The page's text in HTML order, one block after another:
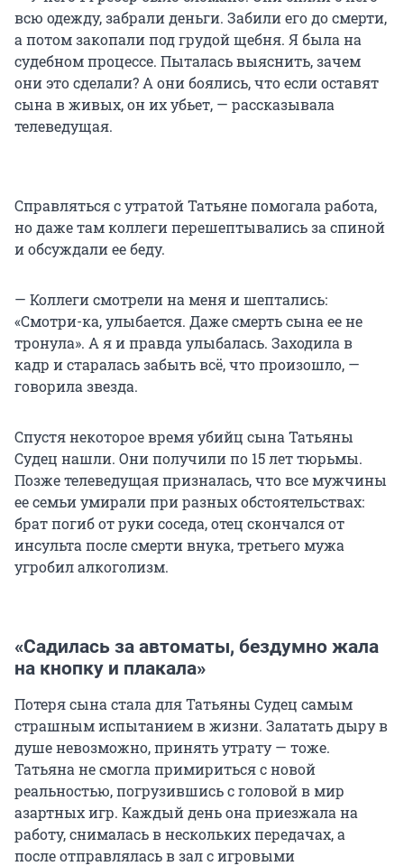
всю одежду, забрали деньги. Забили его до смерти,
а потом закопали под грудой щебня. Я была на
судебном процессе. Пыталась выяснить, зачем
они это сделали? А они боялись, что если оставят
сына в живых, он их убьет, — рассказывала
телеведущая.
Справляться с утратой Татьяне помогала работа,
но даже там коллеги перешептывались за спиной
и обсуждали ее беду.
— Коллеги смотрели на меня и шептались:
«Смотри-ка, улыбается. Даже смерть сына ее не
тронула». А я и правда улыбалась. Заходила в
кадр и старалась забыть всё, что произошло, —
говорила звезда.
Спустя некоторое время убийц сына Татьяны
Судец нашли. Они получили по 15 лет тюрьмы.
Позже телеведущая призналась, что все мужчины
ее семьи умирали при разных обстоятельствах:
брат погиб от руки соседа, отец скончался от
инсульта после смерти внука, третьего мужа
угробил алкоголизм.
«Садилась за автоматы, бездумно жала
на кнопку и плакала»
Потеря сына стала для Татьяны Судец самым
страшным испытанием в жизни. Залатать дыру в
душе невозможно, принять утрату — тоже.
Татьяна не смогла примириться с новой
реальностью, погрузившись с головой в мир
азартных игр. Каждый день она приезжала на
работу, снималась в нескольких передачах, а
после отправлялась в зал с игровыми